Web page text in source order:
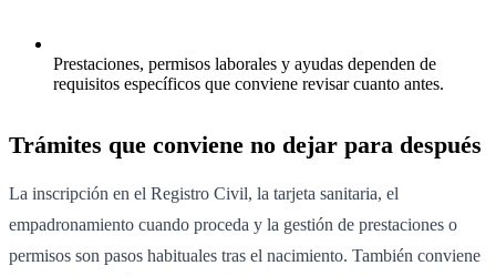
Prestaciones, permisos laborales y ayudas dependen de
requisitos específicos que conviene revisar cuanto antes.
Trámites que conviene no dejar para después
La inscripción en el Registro Civil, la tarjeta sanitaria, el
empadronamiento cuando proceda y la gestión de prestaciones o
permisos son pasos habituales tras el nacimiento. También conviene